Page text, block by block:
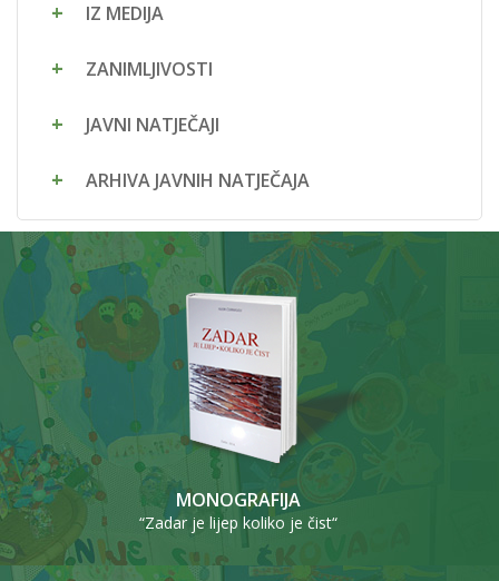
IZ MEDIJA
ZANIMLJIVOSTI
JAVNI NATJEČAJI
ARHIVA JAVNIH NATJEČAJA
MONOGRAFIJA
“Zadar je lijep koliko je čist“